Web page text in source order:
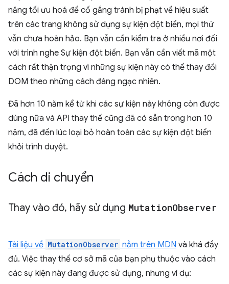
năng tối ưu hoá để cố gắng tránh bị phạt về hiệu suất
trên các trang không sử dụng sự kiện đột biến, mọi thứ
vẫn chưa hoàn hảo. Bạn vẫn cần kiểm tra ở nhiều nơi đối
với trình nghe Sự kiện đột biến. Bạn vẫn cần viết mã một
cách rất thận trọng vì những sự kiện này có thể thay đổi
DOM theo những cách đáng ngạc nhiên.
Đã hơn 10 năm kể từ khi các sự kiện này không còn được
dùng nữa và API thay thế cũng đã có sẵn trong hơn 10
năm, đã đến lúc loại bỏ hoàn toàn các sự kiện đột biến
khỏi trình duyệt.
Cách di chuyển
Thay vào đó, hãy sử dụng MutationObserver
Tài liệu về MutationObserver nằm trên MDN và khá đầy
đủ. Việc thay thế cơ sở mã của bạn phụ thuộc vào cách
các sự kiện này đang được sử dụng, nhưng ví dụ: